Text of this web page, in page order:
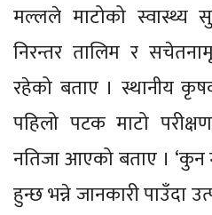
मल्लले माटोको स्वास्थ्य
निरन्तर तालिम र
रहेको बताए । स्थानीय
पहिलो पटक माटो
नतिजा आएको बताए । ‘कुन
हुन्छ भन्ने जानकारी पाउँदा